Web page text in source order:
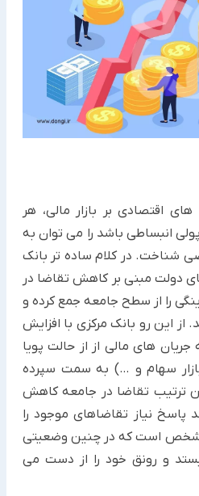
اقتصادی بر بازار مالی، هر
انبساطی باشد را می توان به
شناخت. در کلام ساده تر بانک
دولت مبنی بر کاهش تقاضا در
را از سطح جامعه جمع کرده و
این رو بانک مرکزی با افزایش
های مالی از از حالت پویا
سهام و …) به سمت سپرده
ترتیب تقاضا در جامعه کاهش
پاسخ نیاز تقاضاهای موجود را
مشخص است که در چنین وضعیتی
و رونق خود را از دست می